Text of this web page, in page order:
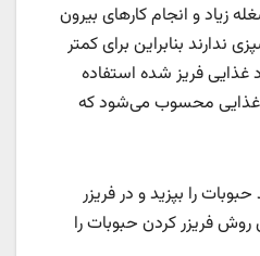
زیاد و انجام کارهای بیرون
ندارند بنابراین برای کمتر
فریز شده استفاده
غذایی محسوب می‌شود که
را بپزید و در فریزر
فریزر کردن حبوبات را